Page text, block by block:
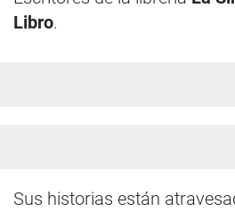
Libro.
Sus historias están